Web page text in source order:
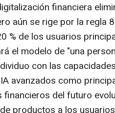
financiera
aún se rige por la regla
% de los usuarios
el modelo de "una
con las
avanzados como
del futuro
productos a los